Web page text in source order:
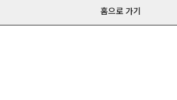
홈으로 가기